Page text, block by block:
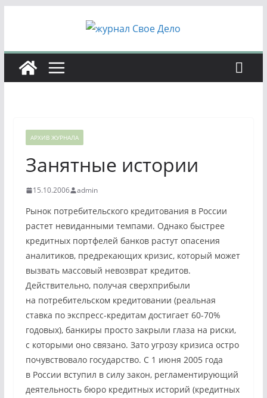
АРХИВ ЖУРНАЛА
Занятные истории
15.10.2006 admin
Рынок потребительского кредитования в России
растет невиданными темпами. Однако быстрее
кредитных портфелей банков растут опасения
аналитиков, предрекающих кризис, который может
вызвать массовый невозврат кредитов.
Действительно, получая сверхприбыли
на потребительском кредитовании (реальная
ставка по экспресс-кредитам достигает 60-70%
годовых), банкиры просто закрыли глаза на риски,
с которыми оно связано. Зато угрозу кризиса остро
почувствовало государство. С 1 июня 2005 года
в России вступил в силу закон, регламентирующий
деятельность бюро кредитных историй (кредитных